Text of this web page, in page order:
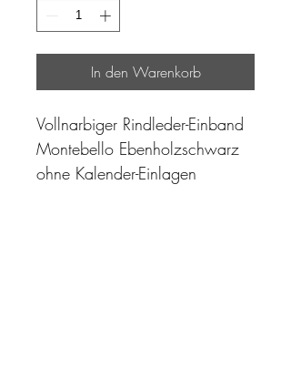
In den Warenkorb
Vollnarbiger Rindleder-Einband
Montebello Ebenholzschwarz
ohne Kalender-Einlagen